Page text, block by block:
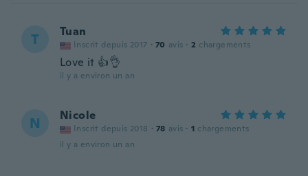
T Tuan
Inscrit depuis 2017 · 70 avis · 2 chargements
Love it 👍👌
il y a environ un an
N Nicole
Inscrit depuis 2018 · 78 avis · 1 chargements
il y a environ un an